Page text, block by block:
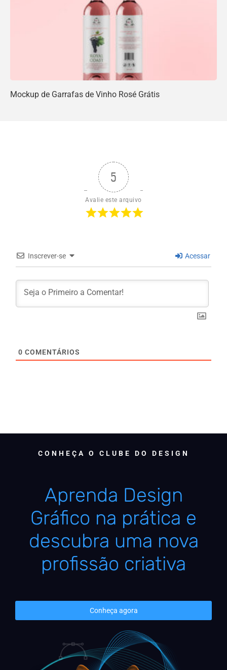
Mockup de Garrafas de Vinho Rosé Grátis
5
Avalie este arquivo
Inscrever-se Acessar
0 COMENTÁRIOS
CONHEÇA O CLUBE DO DESIGN
Aprenda Design
Gráfico na prática e
descubra uma nova
profissão criativa
Conheça agora